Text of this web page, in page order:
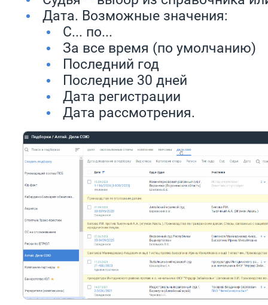
Дата. Возможные значения:
С... по...
За все время (по умолчанию)
Последний год
Последние 30 дней
Дата регистрации
Дата рассмотрения.